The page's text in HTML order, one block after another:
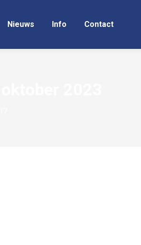
Nieuws Info Contact